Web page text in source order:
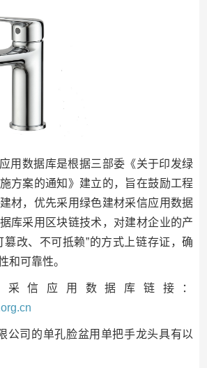
用数据库是根据三部委《关于印发绿
方案的通知》建立的，旨在鼓励工程
材，优先采用绿色建材采信应用数据
库采用区块链技术，对建材企业的产
篡改、不可抵赖”的方式上链存证，确
和可靠性。
采信应用数据库链接：
公司的单孔脸盆用单把手龙头具有以